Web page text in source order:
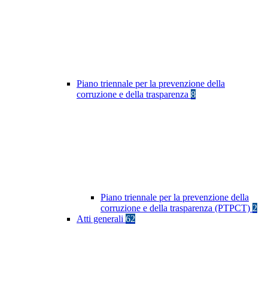
Piano triennale per la prevenzione della
corruzione e della trasparenza 8
Piano triennale per la prevenzione della
corruzione e della trasparenza (PTPCT) 2
Atti generali 62